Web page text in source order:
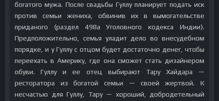
богатого мужа. После свадьбы Гуллу планирует подать иск
против семьи жениха, обвинив их в вымогательстве
приданого (раздел 498а Уголовного кодекса Индии).
Предположительно, семья уладит дело во внесудебном
порядке, и у Гуллу с отцом будет достаточно денег, чтобы
переехать в Америку, где она сможет стать дизайнером
обуви. Гуллу и ее отец выбирают Тару Хайдара —
ресторатора из богатой семьи — своей жертвой. К
несчастью для Гуллу, Тару — хороший, добродетельный